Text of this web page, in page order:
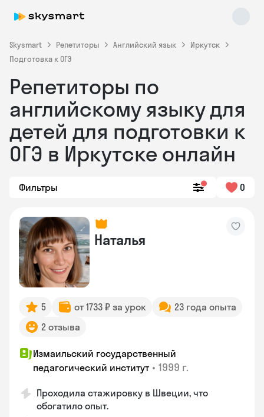
Skysmart Репетиторы Английский язык
Иркутск
Подготовка к ОГЭ
Репетиторы по
английскому языку для
детей для подготовки к
ОГЭ в Иркутске онлайн
Фильтры 0
Наталья
5 от 1733 ₽ за урок
23 года опыта
2 отзыва
Измаильский государственный
педагогический институт • 1999 г.
Проходила стажировку в Швеции, что
обогатило опыт.
Skysmart Chat